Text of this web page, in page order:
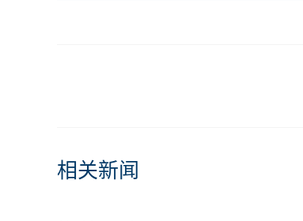
相关新闻